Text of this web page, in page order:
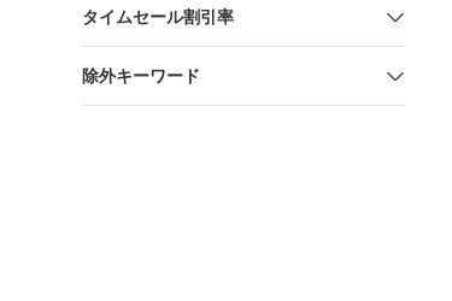
タイムセール割引率
除外キーワード